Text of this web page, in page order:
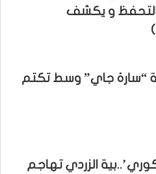
التحفظ و يكشف
“سارة جاي” وسط تكتم
الزردي تهاجم